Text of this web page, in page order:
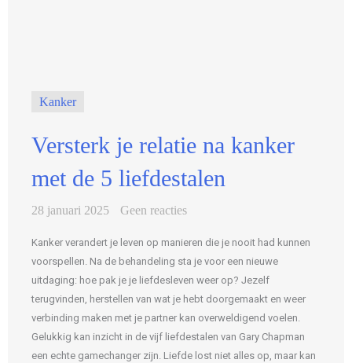
Kanker
Versterk je relatie na kanker
met de 5 liefdestalen
28 januari 2025 Geen reacties
Kanker verandert je leven op manieren die je nooit had kunnen
voorspellen. Na de behandeling sta je voor een nieuwe
uitdaging: hoe pak je je liefdesleven weer op? Jezelf
terugvinden, herstellen van wat je hebt doorgemaakt en weer
verbinding maken met je partner kan overweldigend voelen.
Gelukkig kan inzicht in de vijf liefdestalen van Gary Chapman
een echte gamechanger zijn. Liefde lost niet alles op, maar kan